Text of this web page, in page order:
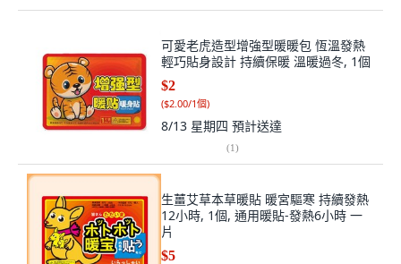
可愛老虎造型增強型暖暖包 恆溫發熱
輕巧貼身設計 持續保暖 溫暖過冬, 1個
$2
($2.00/1個)
8/13 星期四 預計送達
(1)
生薑艾草本草暖貼 暖宮驅寒 持續發熱
12小時, 1個, 通用暖貼-發熱6小時 一
片
$5